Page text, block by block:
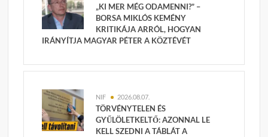
„KI MER MÉG ODAMENNI?” –
BORSA MIKLÓS KEMÉNY
KRITIKÁJA ARRÓL, HOGYAN
IRÁNYÍTJA MAGYAR PÉTER A KÖZTÉVÉT
NIF 2026.08.07.
TÖRVÉNYTELEN ÉS
GYŰLÖLETKELTŐ: AZONNAL LE
KELL SZEDNI A TÁBLÁT A